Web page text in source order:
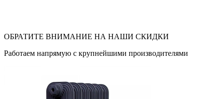
ОБРАТИТЕ ВНИМАНИЕ НА НАШИ СКИДКИ
Работаем напрямую с крупнейшими производителями